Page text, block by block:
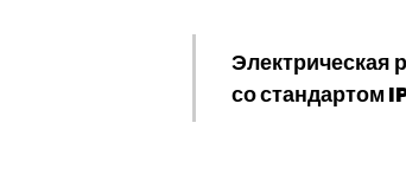
Электрическая
со стандартом